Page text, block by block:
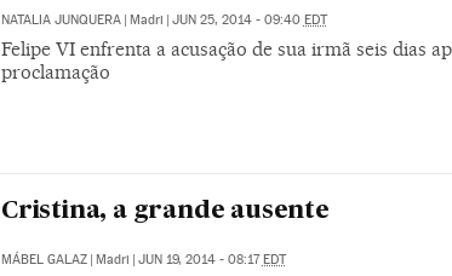
NATALIA JUNQUERA | Madri | JUN 25, 2014 - 09:40 EDT
Felipe VI enfrenta a acusação de sua irmã seis dias
proclamação
Cristina, a grande ausente
MÁBEL GALAZ Madri JUN 19, 2014 - 08:17 EDT